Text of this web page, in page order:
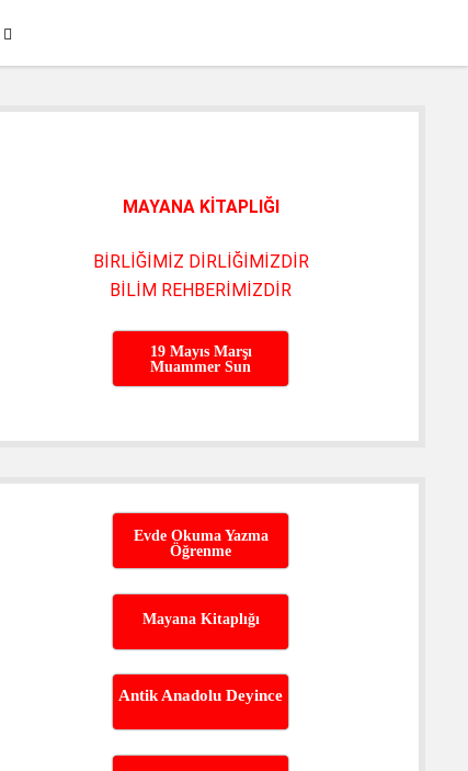
menüyü
MAYANA KİTAPLIĞI
BİRLİĞİMİZ DİRLİĞİMİZDİR
BİLİM REHBERİMİZDİR
19 Mayıs Marşı
Muammer Sun
Evde Okuma Yazma
Öğrenme
Mayana Kitaplığı
Antik Anadolu Deyince